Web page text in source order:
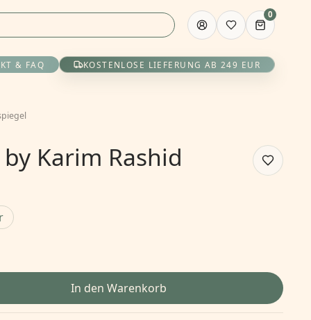
0
& FAQ KOSTENLOSE LIEFERUNG AB 249 EUR
Karim Rashid
In den Warenkorb